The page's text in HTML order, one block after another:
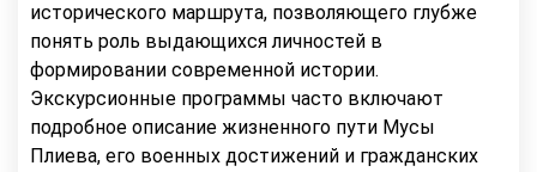
исторического маршрута, позволяющего глубже
понять роль выдающихся личностей в
формировании современной истории.
Экскурсионные программы часто включают
подробное описание жизненного пути Мусы
Плиева, его военных достижений и гражданских